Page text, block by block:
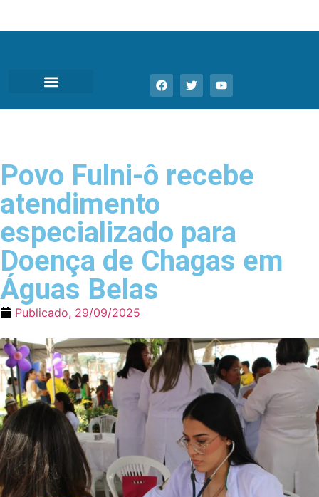
Povo Fulni-ô recebe
atendimento
especializado para
Doença de Chagas em
Águas Belas
Publicado, 29/09/2025